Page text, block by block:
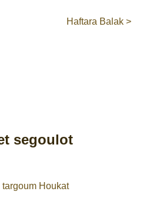
Haftara Balak >
segoulot
Houkat